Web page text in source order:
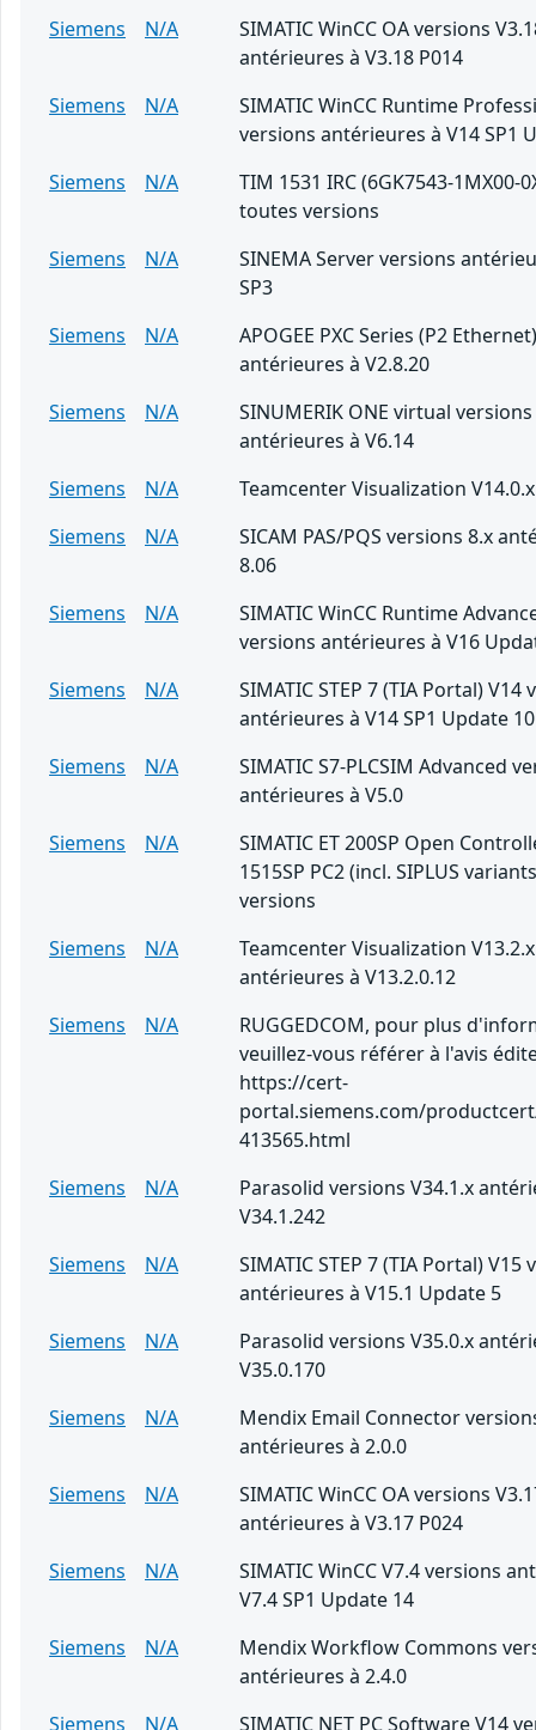
Siemens N/A
SIMATIC WinCC OA versions
antérieures à V3.18 P014
Siemens
N/A
SIMATIC WinCC Runtime
versions antérieures à V14 SP1
Siemens
N/A
TIM 1531 IRC (6GK7543-1MX00-
toutes versions
Siemens
N/A
SINEMA Server versions
SP3
Siemens
N/A
APOGEE PXC Series (P2
antérieures à V2.8.20
Siemens
N/A
SINUMERIK ONE virtual versions
antérieures à V6.14
Siemens
N/A
Teamcenter Visualization V14.0.x
Siemens
N/A
SICAM PAS/PQS versions 8.x
8.06
Siemens
N/A
SIMATIC WinCC Runtime
versions antérieures à V16
Siemens
N/A
SIMATIC STEP 7 (TIA Portal) V14
antérieures à V14 SP1 Update 10
Siemens
N/A
SIMATIC S7-PLCSIM Advanced
antérieures à V5.0
Siemens
N/A
SIMATIC ET 200SP Open
1515SP PC2 (incl. SIPLUS
versions
Siemens
N/A
Teamcenter Visualization V13.2.x
antérieures à V13.2.0.12
Siemens
N/A
RUGGEDCOM, pour plus
veuillez-vous référer à l'avis
https://cert-
portal.siemens.com/
413565.html
Siemens
N/A
Parasolid versions V34.1.x
V34.1.242
Siemens
N/A
SIMATIC STEP 7 (TIA Portal) V15
antérieures à V15.1 Update 5
Siemens
N/A
Parasolid versions V35.0.x
V35.0.170
Siemens
N/A
Mendix Email Connector
antérieures à 2.0.0
Siemens
N/A
SIMATIC WinCC OA versions
antérieures à V3.17 P024
Siemens
N/A
SIMATIC WinCC V7.4 versions
V7.4 SP1 Update 14
Siemens
N/A
Mendix Workflow Commons
antérieures à 2.4.0
Siemens
N/A
SIMATIC NET PC Software V14